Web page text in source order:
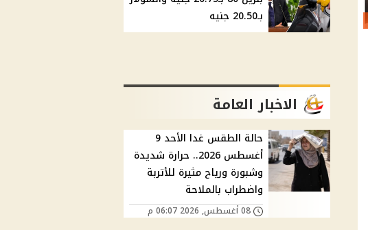
بـ20.50 جنيه
الاخبار العامة
حالة الطقس غدا الأحد 9
أغسطس 2026.. حرارة شديدة
وشبورة ورياح مثيرة للأتربة
واضطراب بالملاحة
08 أغسطس, 2026 06:07 م